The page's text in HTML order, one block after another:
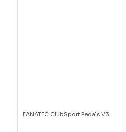
FANATEC ClubSport Pedals V3